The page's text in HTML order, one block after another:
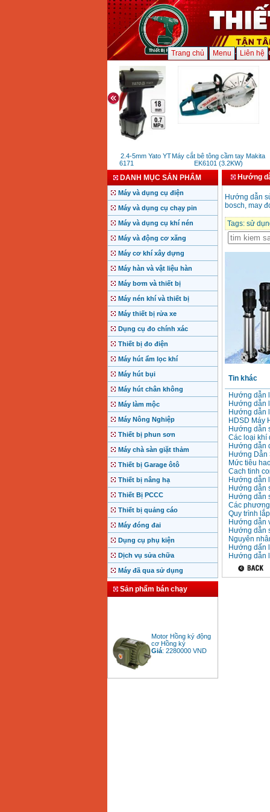
Trang chủ Menu Liên hệ
Súng rút Rive 2.4-5mm Yato YT
36171
Máy cắt bê tông cầm tay Makita
EK6101 (3.2KW)
DANH MỤC SẢN PHẨM
Máy và dụng cụ điện
Máy và dụng cụ chạy pin
Máy và dụng cụ khí nén
Máy và động cơ xăng
Máy cơ khí xây dựng
Máy hàn và vật liệu hàn
Máy bơm và thiết bị
Máy nén khí và thiết bị
Máy thiết bị rửa xe
Dụng cụ đo chính xác
Thiết bị đo điện
Máy hút ẩm lọc khí
Máy hút bụi
Máy hút chân không
Máy làm mộc
Máy Nông Nghiệp
Thiết bị phun sơn
Máy chà sàn giặt thảm
Thiết bị Garage ôtô
Thiết bị nâng hạ
Thiết Bị PCCC
Thiết bị quảng cáo
Máy đóng đai
Dụng cụ phụ kiện
Dịch vụ sửa chữa
Máy đã qua sử dụng
Sản phẩm bán chạy
Motor Hồng ký động
cơ Hồng ký
Giá:2280000
Hướng
Hướng dẫn
bosch, may
Tags: sử
Tin khác
Hướng dẫn
Hướng dẫn
Hướng dẫn
HDSD Máy
Hướng dẫn
Các loại khí
Hướng dẫn
Hướng Dẫn
Mức tiêu
Cach tinh
Hướng dẫn
Hướng dẫn
Hướng dẫn
Các
Quy trình
Hướng dẫn
Hướng dẫn
Nguyên
Hướng dấn
Hướng dẫn